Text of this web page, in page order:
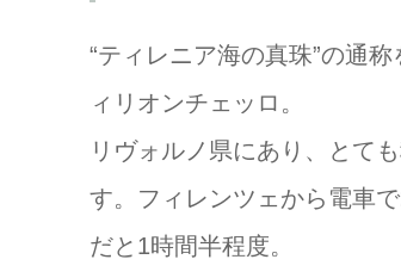
“ティレニア海の真珠”の通
ィリオンチェッロ。
リヴォルノ県にあり、とて
す。フィレンツェから電車
だと1時間半程度。